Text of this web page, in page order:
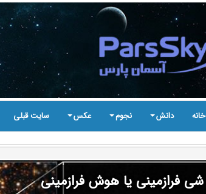
خانه دانش نجوم عکس سایت قبلی
شی فرازمینی یا هوش فرازمینی